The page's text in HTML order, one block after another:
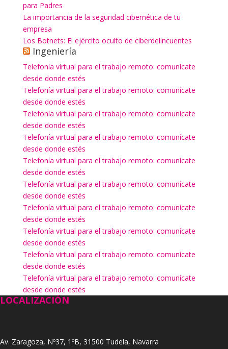
para Padres
La importancia de la seguridad cibernética de tu
empresa
Los Botnets: El ejército oculto de ciberdelincuentes
Ingeniería
Telefonía virtual para el trabajo remoto: comunícate
desde donde estés
Telefonía virtual para el trabajo remoto: comunícate
desde donde estés
Telefonía virtual para el trabajo remoto: comunícate
desde donde estés
Telefonía virtual para el trabajo remoto: comunícate
desde donde estés
Telefonía virtual para el trabajo remoto: comunícate
desde donde estés
Telefonía virtual para el trabajo remoto: comunícate
desde donde estés
Telefonía virtual para el trabajo remoto: comunícate
desde donde estés
Telefonía virtual para el trabajo remoto: comunícate
desde donde estés
Telefonía virtual para el trabajo remoto: comunícate
desde donde estés
Telefonía virtual para el trabajo remoto: comunícate
desde donde estés
LOCALIZACIÓN
Av. Zaragoza, Nº37, 1ºB, 31500 Tudela, Navarra